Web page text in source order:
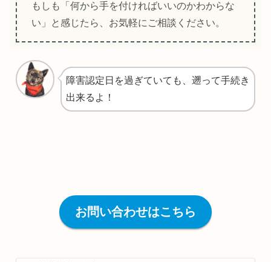
もしも「何から手を付ければいいのかわからな
い」と感じたら、お気軽にご相談ください。
障害認定日を過ぎていても、遡って手続き
出来るよ！
お問い合わせはこちら